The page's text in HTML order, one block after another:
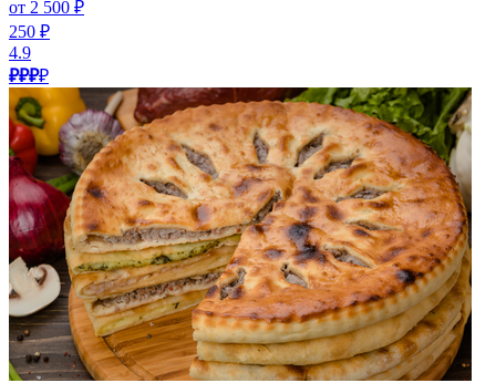
от 2 500 ₽
250 ₽
4.9
₽₽₽₽